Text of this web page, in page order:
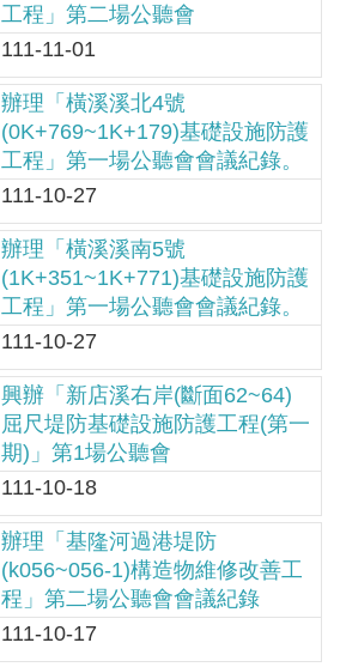
工程」第二場公聽會
111-11-01
辦理「橫溪溪北4號
(0K+769~1K+179)基礎設施防護
工程」第一場公聽會會議紀錄。
111-10-27
辦理「橫溪溪南5號
(1K+351~1K+771)基礎設施防護
工程」第一場公聽會會議紀錄。
111-10-27
興辦「新店溪右岸(斷面62~64)
屈尺堤防基礎設施防護工程(第一
期)」第1場公聽會
111-10-18
辦理「基隆河過港堤防
(k056~056-1)構造物維修改善工
程」第二場公聽會會議紀錄
111-10-17